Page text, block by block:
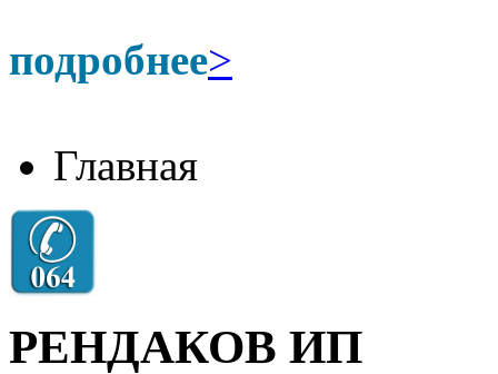
подробнее>
Главная
РЕНДАКОВ ИП